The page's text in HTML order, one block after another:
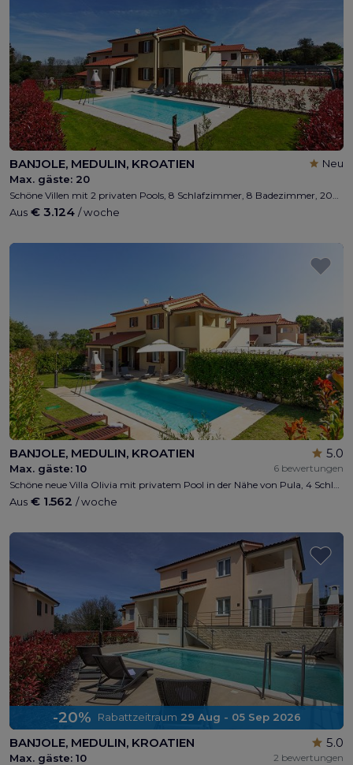
BANJOLE, MEDULIN, KROATIEN
Neu
Max. gäste: 20
Aus € 3.124 / woche
BANJOLE, MEDULIN, KROATIEN 5.0
Max. gäste: 10
6 bewertungen
Aus € 1.562 / woche
-20% Rabattzeitraum 29 Aug - 05 Sep 2026
BANJOLE, MEDULIN, KROATIEN 5.0
Max. gäste: 10
2 bewertungen